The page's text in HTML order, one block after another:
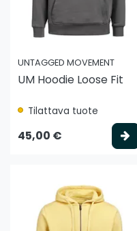
UNTAGGED MOVEMENT
UM Hoodie Loose Fit
Tilattava tuote
45,00 €